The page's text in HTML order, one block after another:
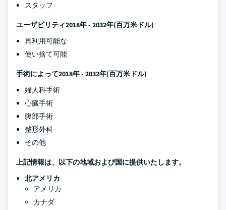
スタッフ
ユーザビリティ2018年 - 2032年(百万米ドル)
再利用可能な
使い捨て可能
手術によって2018年 - 2032年(百万米ドル)
婦人科手術
心臓手術
腹部手術
整形外科
その他
上記情報は、以下の地域および国に提供いたします。
北アメリカ
アメリカ
カナダ